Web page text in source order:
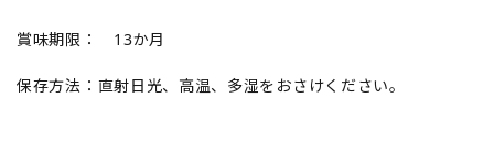
賞味期限： 13か月
保存方法：直射日光、高温、多湿をおさけください。